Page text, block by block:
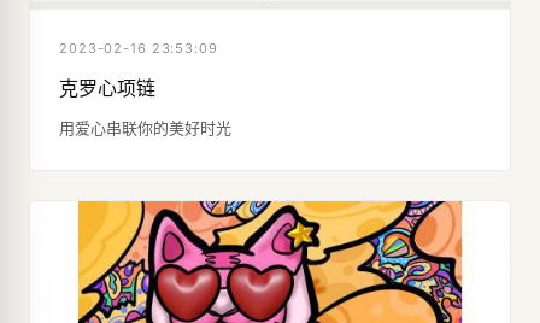
2023-02-16 23:53:09
克罗心项链
用爱心串联你的美好时光